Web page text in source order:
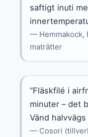
saftigt inuti
— Hemmakock,
maträtter
”Fläskfilé i
minuter – det
Vänd
— Cosori